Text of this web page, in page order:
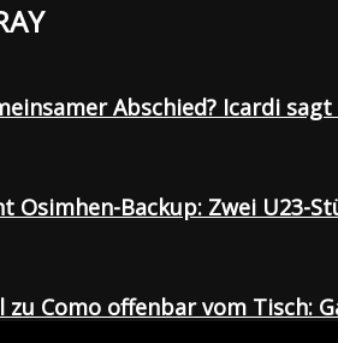
Abschied? Icardi
Osimhen-Backup: Zwei U23-
zu Como offenbar vom Tisch: